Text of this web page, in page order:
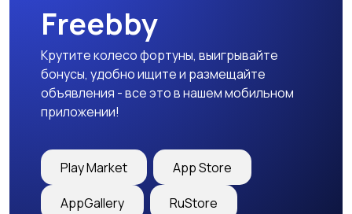
Freebby
Крутите колесо фортуны, выигрывайте
бонусы, удобно ищите и размещайте
объявления - все это в нашем мобильном
приложении!
Play Market App Store
AppGallery RuStore